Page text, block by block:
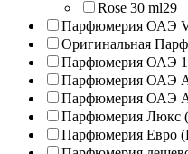
Rose 30 ml29
Парфюмерия ОАЭ
Оригинальная
Парфюмерия ОАЭ
Парфюмерия ОАЭ
Парфюмерия ОАЭ A
Парфюмерия Люкс
Парфюмерия Евро